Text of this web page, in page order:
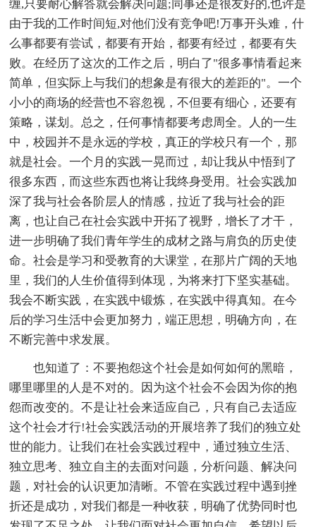
缠,只要耐心解答就会解决问题;同事还是很友好的,也许是
由于我的工作时间短,对他们没有竞争吧!万事开头难，什
么事都要有尝试，都要有开始，都要有经过，都要有失
败。在经历了这次的工作之后，明白了"很多事情看起来
简单，但实际上与我们的想象是有很大的差距的"。一个
小小的商场的经营也不容忽视，不但要有细心，还要有
策略，谋划。总之，任何事情都要考虑周全。人的一生
中，校园并不是永远的学校，真正的学校只有一个，那
就是社会。一个月的实践一晃而过，却让我从中悟到了
很多东西，而这些东西也将让我终身受用。社会实践加
深了我与社会各阶层人的情感，拉近了我与社会的距
离，也让自己在社会实践中开拓了视野，增长了才干，
进一步明确了我们青年学生的成材之路与肩负的历史使
命。社会是学习和受教育的大课堂，在那片广阔的天地
里，我们的人生价值得到体现，为将来打下坚实基础。
我会不断实践，在实践中锻炼，在实践中得真知。在今
后的学习生活中会更加努力，端正思想，明确方向，在
不断完善中求发展。
也知道了：不要抱怨这个社会是如何如何的黑暗，
哪里哪里的人是不对的。因为这个社会不会因为你的抱
怨而改变的。不是让社会来适应自己，只有自己去适应
这个社会才行!社会实践活动的开展培养了我们的独立处
世的能力。让我们在社会实践过程中，通过独立生活、
独立思考、独立自主的去面对问题，分析问题、解决问
题，对社会的认识更加清晰。不管在实践过程中遇到挫
折还是成功，对我们都是一种收获，明确了优势同时也